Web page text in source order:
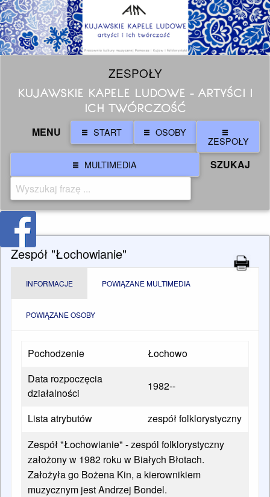
ZESPOŁY
KUJAWSKIE KAPELE LUDOWE - ARTYŚCI I
ICH TWÓRCZOŚĆ
MENU START OSOBY
ZESPOŁY
MULTIMEDIA
SZUKAJ
Zespół "Łochowianie"
INFORMACJE POWIĄZANE MULTIMEDIA
POWIĄZANE OSOBY
Pochodzenie
Łochowo
Data rozpoczęcia
działalności
1982--
Lista atrybutów
zespół folklorystyczny
Zespół "Łochowianie" - zespól folklorystyczny
założony w 1982 roku w Białych Błotach.
Założyła go Bożena Kin, a kierownikiem
muzycznym jest Andrzej Bondel.